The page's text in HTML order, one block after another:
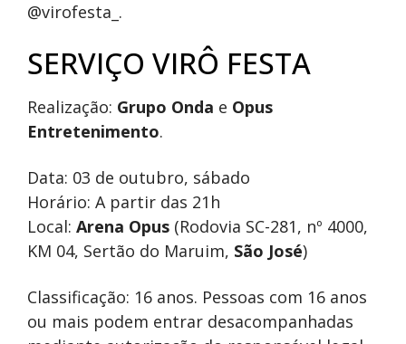
@virofesta_.
SERVIÇO VIRÔ FESTA
Realização: Grupo Onda e Opus
Entretenimento.
Data: 03 de outubro, sábado
Horário: A partir das 21h
Local: Arena Opus (Rodovia SC-281, nº 4000,
KM 04, Sertão do Maruim, São José)
Classificação: 16 anos. Pessoas com 16 anos
ou mais podem entrar desacompanhadas